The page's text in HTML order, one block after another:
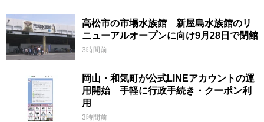
高松市の市場水族館 新屋島水族館のリ
ニューアルオープンに向け9月28日で閉館
3時間前
岡山・和気町が公式LINEアカウントの運
用開始 手軽に行政手続き・クーポン利
用
3時間前